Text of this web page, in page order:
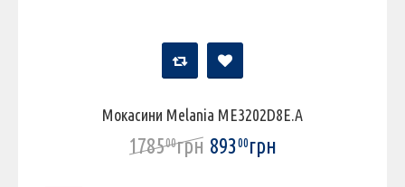
Мокасини Melania ME3202D8E.A
178500грн 89300грн